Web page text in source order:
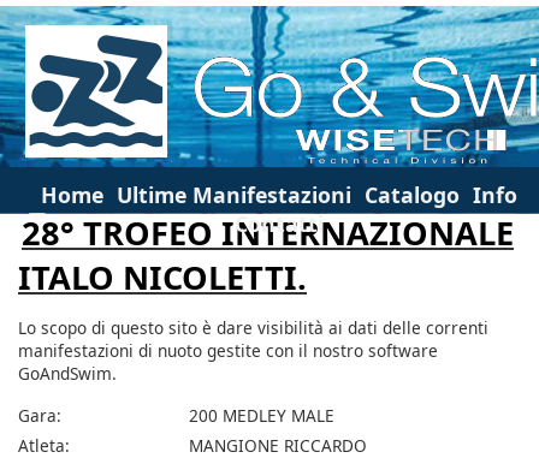
Home Ultime Manifestazioni Catalogo Info
Contatti
28° TROFEO INTERNAZIONALE
ITALO NICOLETTI.
Lo scopo di questo sito è dare visibilità ai dati delle correnti
manifestazioni di nuoto gestite con il nostro software
GoAndSwim.
Gara:
200 MEDLEY MALE
Atleta:
MANGIONE RICCARDO